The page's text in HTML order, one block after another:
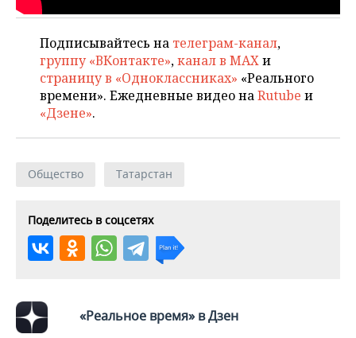
ХОККЕЙ С МЯЧОМ
ПРОИСШЕСТВИЯ
Подписывайтесь на телеграм-канал,
группу «ВКонтакте»,канал в MAXи
страницу в «Одноклассниках» «Реального
времени». Ежедневные видео наRutube и
«Дзене».
Общество Татарстан
Поделитесь в соцсетях
«Реальное время» в Дзен